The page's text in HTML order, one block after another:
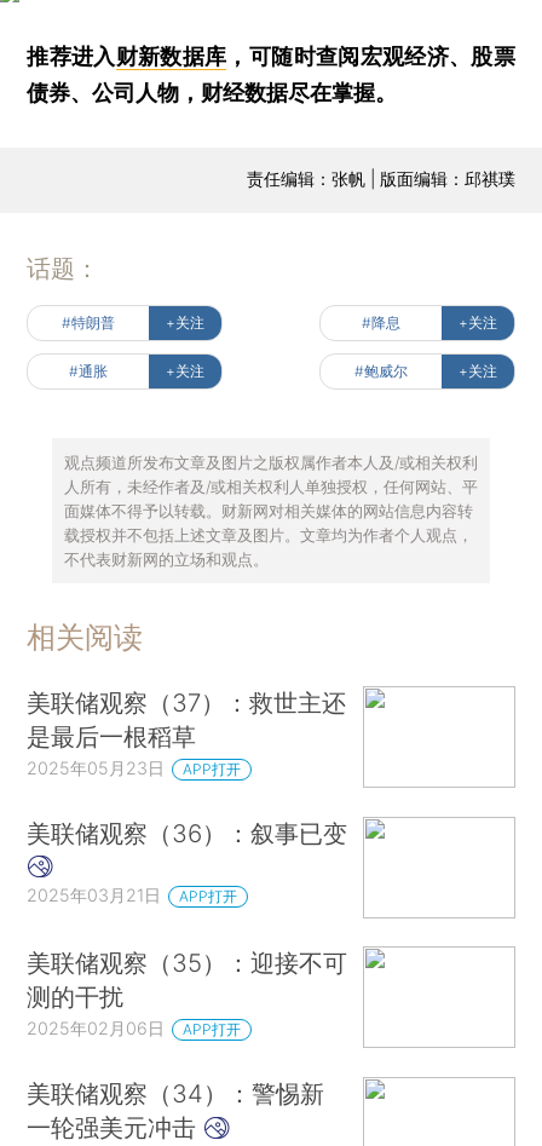
推荐进入财新数据库 ，可随时查阅宏观经济、股票
债券、公司人物，财经数据尽在掌握。
责任编辑：张帆 | 版面编辑：邱祺璞
话题：
#特朗普 +关注 #降息 +关注
#通胀 +关注 #鲍威尔 +关注
观点频道所发布文章及图片之版权属作者本人及/或相关权利
人所有，未经作者及/或相关权利人单独授权，任何网站、平
面媒体不得予以转载。财新网对相关媒体的网站信息内容转
载授权并不包括上述文章及图片。文章均为作者个人观点，
不代表财新网的立场和观点。
相关阅读
美联储观察（37）：救世主还
是最后一根稻草
2025年05月23日 APP打开
美联储观察（36）：叙事已变
2025年03月21日 APP打开
美联储观察（35）：迎接不可
测的干扰
2025年02月06日 APP打开
美联储观察（34）：警惕新
一轮强美元冲击